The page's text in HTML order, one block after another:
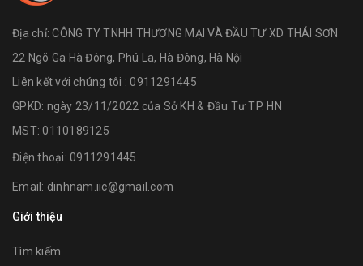
Địa chỉ:CÔNG TY TNHH THƯƠNG MẠI VÀ ĐẦU TƯ XD THÁI SƠN
22 Ngõ Ga Hà Đông, Phú La, Hà Đông, Hà Nội
Liên kết với chúng tôi : 0911291445
GPKD: ngày 23/11/2022 của Sở KH & Đầu Tư TP. HN
MST: 0110189125
Điện thoại: 0911291445
Email: dinhnam.iic@gmail.com
Giới thiệu
Tìm kiếm